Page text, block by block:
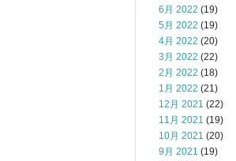
6月 2022 (19)
5月 2022 (19)
4月 2022 (20)
3月 2022 (22)
2月 2022 (18)
1月 2022 (21)
12月 2021 (22)
11月 2021 (19)
10月 2021 (20)
9月 2021 (19)